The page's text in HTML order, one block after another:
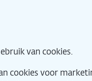
van cookies.
cookies voor
2 -